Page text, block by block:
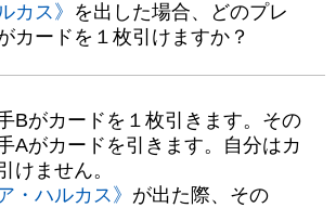
カス》 を出した場合、どのプレ
カードを１枚引けますか？
Bがカードを１枚引きます。その
Aがカードを引きます。自分はカ
けません。
・ハルカス》 が出た際、その